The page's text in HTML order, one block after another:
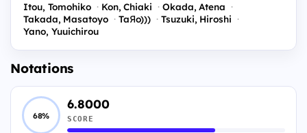
Itou, Tomohiko Kon, Chiaki
Okada, Atena
Takada, Masatoyo
TaЯo)))
Tsuzuki, Hiroshi
Yano, Yuuichirou
Notations
68%
6.8000
SCORE